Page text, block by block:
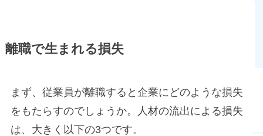
離職で生まれる損失
まず、従業員が離職すると企業にどのような損失
をもたらすのでしょうか。人材の流出による損失
は、大きく以下の3つです。